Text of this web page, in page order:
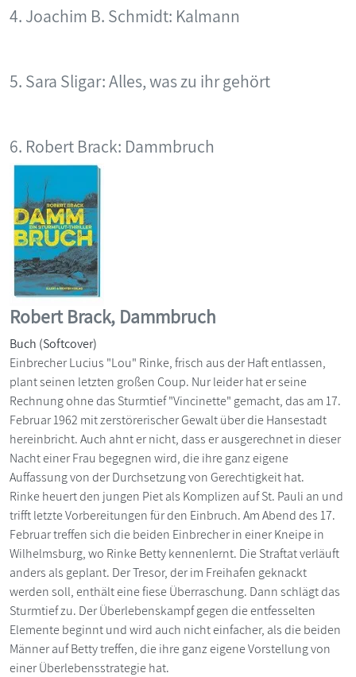
4. Joachim B. Schmidt: Kalmann
5. Sara Sligar: Alles, was zu ihr gehört
6. Robert Brack: Dammbruch
Robert Brack, Dammbruch
Buch (Softcover)
Einbrecher Lucius "Lou" Rinke, frisch aus der Haft entlassen,
plant seinen letzten großen Coup. Nur leider hat er seine
Rechnung ohne das Sturmtief "Vincinette" gemacht, das am 17.
Februar 1962 mit zerstörerischer Gewalt über die Hansestadt
hereinbricht. Auch ahnt er nicht, dass er ausgerechnet in dieser
Nacht einer Frau begegnen wird, die ihre ganz eigene
Auffassung von der Durchsetzung von Gerechtigkeit hat.
Rinke heuert den jungen Piet als Komplizen auf St. Pauli an und
trifft letzte Vorbereitungen für den Einbruch. Am Abend des 17.
Februar treffen sich die beiden Einbrecher in einer Kneipe in
Wilhelmsburg, wo Rinke Betty kennenlernt. Die Straftat verläuft
anders als geplant. Der Tresor, der im Freihafen geknackt
werden soll, enthält eine fiese Überraschung. Dann schlägt das
Sturmtief zu. Der Überlebenskampf gegen die entfesselten
Elemente beginnt und wird auch nicht einfacher, als die beiden
Männer auf Betty treffen, die ihre ganz eigene Vorstellung von
einer Überlebensstrategie hat.